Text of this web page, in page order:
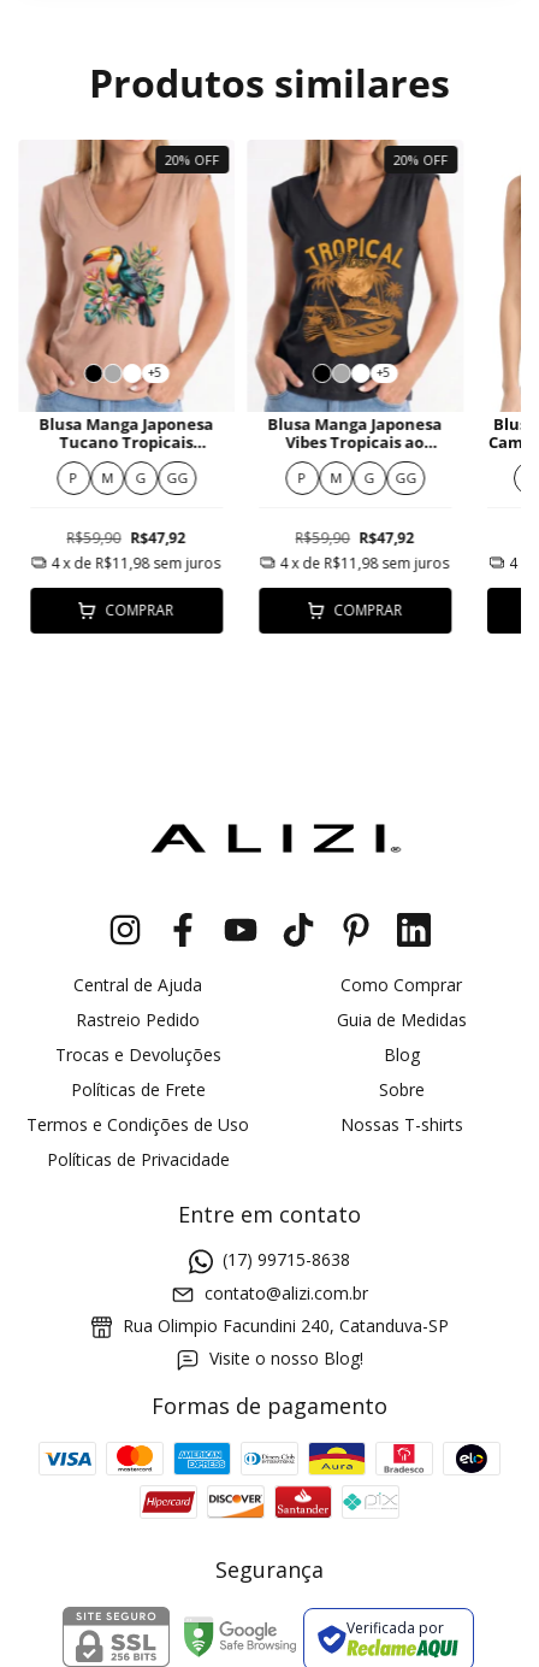
Produtos similares
20% OFF
+5
Blusa Manga Japonesa
Tucano Tropicais
Vibrantes
P M G GG
R$59,90 R$47,92
4x de R$11,98 sem juros
COMPRAR
20% OFF
+5
Blusa Manga Japonesa
Vibes Tropicais ao
Entardecer
P M G GG
R$59,90 R$47,92
4x de R$11,98sem juros
COMPRAR
4
Central de Ajuda
Rastreio Pedido
Trocas e Devoluções
Políticas de Frete
Termos e Condições de Uso
Políticas de Privacidade
Como Comprar
Guia de Medidas
Blog
Sobre
Nossas T-shirts
Entre em contato
(17) 99715-8638
contato@alizi.com.br
Rua Olimpio Facundini 240, Catanduva-SP
Visite o nosso Blog!
Formas de pagamento
Segurança
Verificada por
Cupom 1a compra: GANHE5
2 pecas 7% OFF